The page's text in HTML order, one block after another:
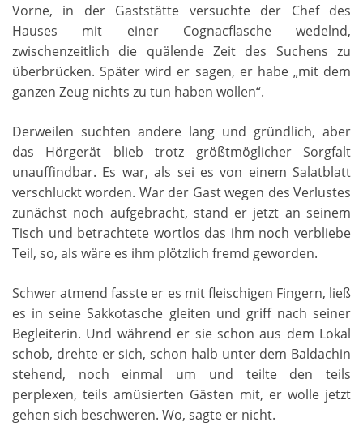
Vorne, in der Gaststätte versuchte der Chef des
Hauses mit einer Cognacflasche wedelnd,
zwischenzeitlich die quälende Zeit des Suchens zu
überbrücken. Später wird er sagen, er habe „mit dem
ganzen Zeug nichts zu tun haben wollen“.
Derweilen suchten andere lang und gründlich, aber
das Hörgerät blieb trotz größtmöglicher Sorgfalt
unauffindbar. Es war, als sei es von einem Salatblatt
verschluckt worden. War der Gast wegen des Verlustes
zunächst noch aufgebracht, stand er jetzt an seinem
Tisch und betrachtete wortlos das ihm noch verbliebe
Teil, so, als wäre es ihm plötzlich fremd geworden.
Schwer atmend fasste er es mit fleischigen Fingern, ließ
es in seine Sakkotasche gleiten und griff nach seiner
Begleiterin. Und während er sie schon aus dem Lokal
schob, drehte er sich, schon halb unter dem Baldachin
stehend, noch einmal um und teilte den teils
perplexen, teils amüsierten Gästen mit, er wolle jetzt
gehen sich beschweren. Wo, sagte er nicht.